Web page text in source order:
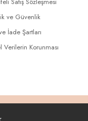
ve Güvenlik
İade Şartları
Verilerin Korunması